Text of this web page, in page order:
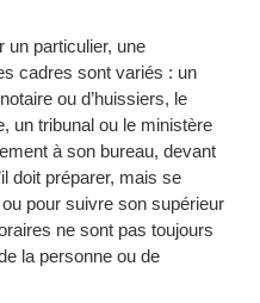
un particulier, une
cadres sont variés : un
ou d’huissiers, le
un tribunal ou le ministère
à son bureau, devant
doit préparer, mais se
pour suivre son supérieur
ne sont pas toujours
la personne ou de